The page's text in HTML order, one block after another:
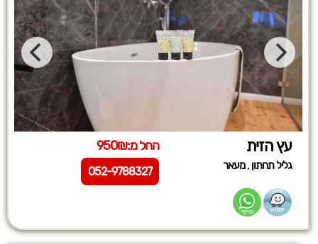
עץ הזית החל מ:950₪
גליל תחתון ,מעאר 052-9788327